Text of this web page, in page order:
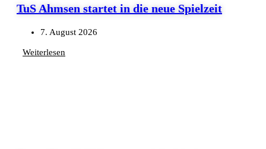
TuS Ahmsen startet in die neue Spielzeit
7. August 2026
Weiterlesen